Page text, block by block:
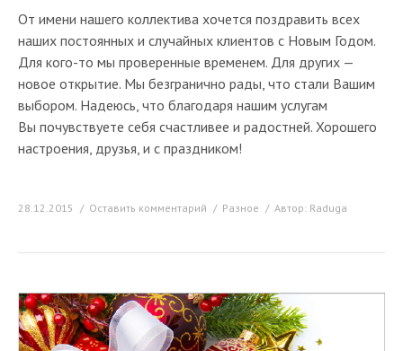
От имени нашего коллектива хочется поздравить всех
наших постоянных и случайных клиентов с Новым Годом.
Для кого-то мы проверенные временем. Для других —
новое открытие. Мы безгранично рады, что стали Вашим
выбором. Надеюсь, что благодаря нашим услугам
Вы почувствуете себя счастливее и радостней. Хорошего
настроения, друзья, и с праздником!
28.12.2015 Оставить комментарий Разное Автор: Raduga